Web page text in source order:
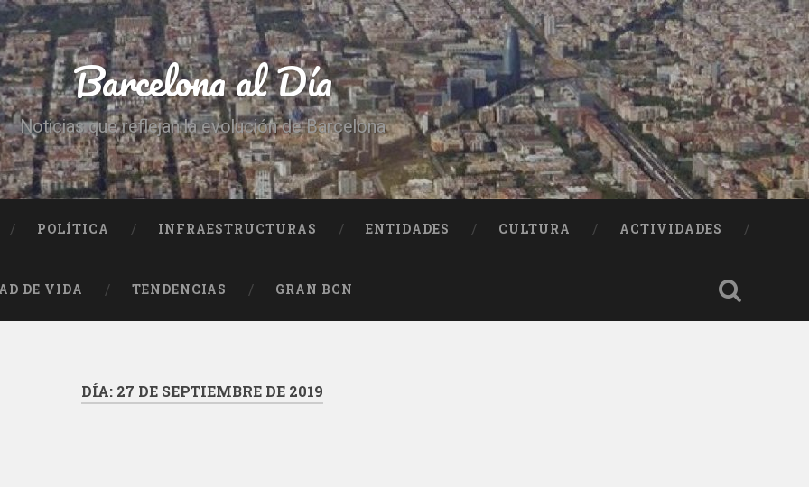
Barcelona al Día
Noticias que reflejan la evolución de Barcelona
POLÍTICA INFRAESTRUCTURAS ENTIDADES CULTURA ACTIVIDADES
DE VIDA TENDENCIAS GRAN BCN
DÍA: 27 DE SEPTIEMBRE DE 2019